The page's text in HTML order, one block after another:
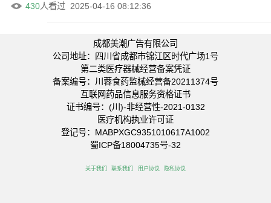
2025-04-16 08:12:36
430人看过
成都美潮广告有限公司
公司地址：四川省成都市锦江区时代广场1号
第二类医疗器械经营备案凭证
备案编号：川蓉食药监械经营备20211374号
互联网药品信息服务资格证书
证书编号：(川)-非经营性-2021-0132
医疗机构执业许可证
登记号：MABPXGC9351010617A1002
蜀ICP备18004735号-32
关于我们 联系我们 用户协议 隐私协议